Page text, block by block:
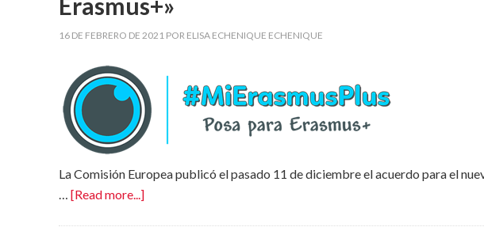
16 DE FEBRERO DE 2021 POR ELISA ECHENIQUE ECHENIQUE
La Comisión Europea publicó el pasado 11 de diciembre el acuerdo para el
… [Read more...]